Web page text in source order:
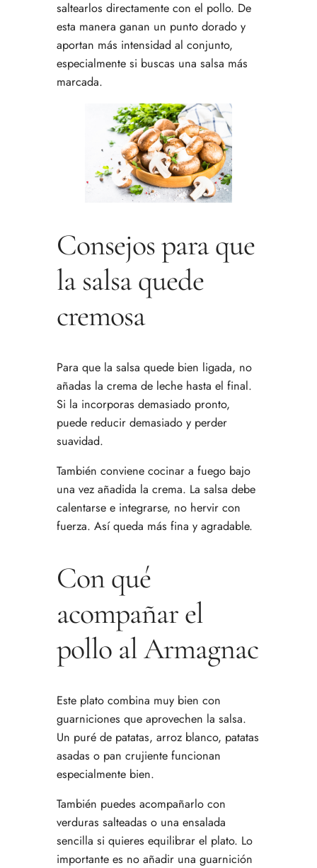
saltearlos directamente con el pollo. De
esta manera ganan un punto dorado y
aportan más intensidad al conjunto,
especialmente si buscas una salsa más
marcada.
Consejos para que
la salsa quede
cremosa
Para que la salsa quede bien ligada, no
añadas la crema de leche hasta el final.
Si la incorporas demasiado pronto,
puede reducir demasiado y perder
suavidad.
También conviene cocinar a fuego bajo
una vez añadida la crema. La salsa debe
calentarse e integrarse, no hervir con
fuerza. Así queda más fina y agradable.
Con qué
acompañar el
pollo al Armagnac
Este plato combina muy bien con
guarniciones que aprovechen la salsa.
Un puré de patatas, arroz blanco, patatas
asadas o pan crujiente funcionan
especialmente bien.
También puedes acompañarlo con
verduras salteadas o una ensalada
sencilla si quieres equilibrar el plato. Lo
importante es no añadir una guarnición